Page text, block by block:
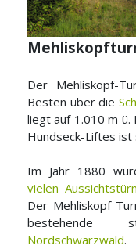
Der Mehliskopf-
Besten über die
liegt auf 1.010 m ü.
Hundseck-Liftes ist
Im Jahr 1880
vielen
Der Mehliskopf-
bestehende
Nordschwarzwald.